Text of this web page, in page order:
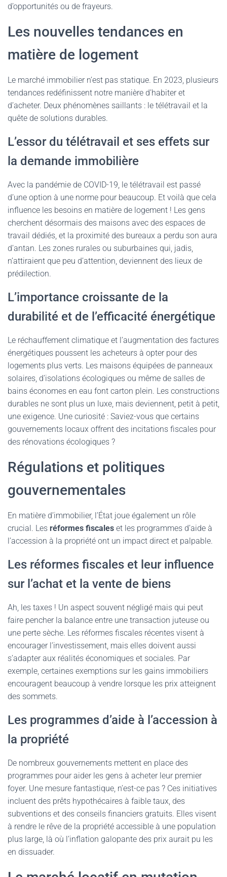
d’opportunités ou de frayeurs.
Les nouvelles tendances en
matière de logement
Le marché immobilier n’est pas statique. En 2023, plusieurs
tendances redéfinissent notre manière d’habiter et
d’acheter. Deux phénomènes saillants : le télétravail et la
quête de solutions durables.
L’essor du télétravail et ses effets sur
la demande immobilière
Avec la pandémie de COVID-19, le télétravail est passé
d’une option à une norme pour beaucoup. Et voilà que cela
influence les besoins en matière de logement ! Les gens
cherchent désormais des maisons avec des espaces de
travail dédiés, et la proximité des bureaux a perdu son aura
d’antan. Les zones rurales ou suburbaines qui, jadis,
n’attiraient que peu d’attention, deviennent des lieux de
prédilection.
L’importance croissante de la
durabilité et de l’efficacité énergétique
Le réchauffement climatique et l’augmentation des factures
énergétiques poussent les acheteurs à opter pour des
logements plus verts. Les maisons équipées de panneaux
solaires, d’isolations écologiques ou même de salles de
bains économes en eau font carton plein. Les constructions
durables ne sont plus un luxe, mais deviennent, petit à petit,
une exigence. Une curiosité : Saviez-vous que certains
gouvernements locaux offrent des incitations fiscales pour
des rénovations écologiques ?
Régulations et politiques
gouvernementales
En matière d’immobilier, l’État joue également un rôle
crucial. Les réformes fiscales et les programmes d’aide à
l’accession à la propriété ont un impact direct et palpable.
Les réformes fiscales et leur influence
sur l’achat et la vente de biens
Ah, les taxes ! Un aspect souvent négligé mais qui peut
faire pencher la balance entre une transaction juteuse ou
une perte sèche. Les réformes fiscales récentes visent à
encourager l’investissement, mais elles doivent aussi
s’adapter aux réalités économiques et sociales. Par
exemple, certaines exemptions sur les gains immobiliers
encouragent beaucoup à vendre lorsque les prix atteignent
des sommets.
Les programmes d’aide à l’accession à
la propriété
De nombreux gouvernements mettent en place des
programmes pour aider les gens à acheter leur premier
foyer. Une mesure fantastique, n’est-ce pas ? Ces initiatives
incluent des prêts hypothécaires à faible taux, des
subventions et des conseils financiers gratuits. Elles visent
à rendre le rêve de la propriété accessible à une population
plus large, là où l’inflation galopante des prix aurait pu les
en dissuader.